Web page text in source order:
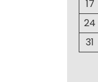
17
24
31